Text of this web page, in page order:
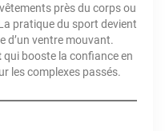
près du corps ou
pratique du sport devient
d’un ventre mouvant.
qui booste la confiance en
les complexes passés.